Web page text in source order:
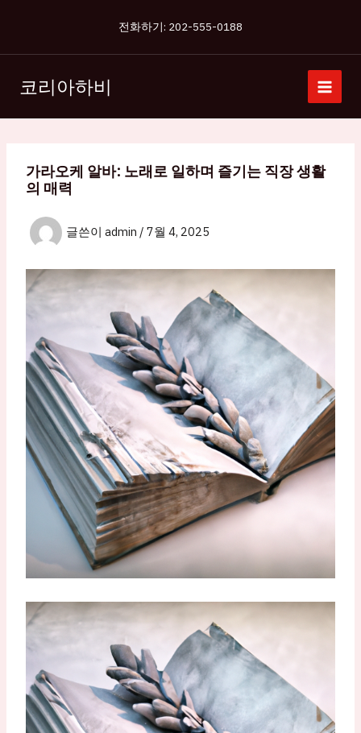
츠
너
전화하기: 202-555-0188
코리아하비
가라오케 알바: 노래로 일하며 즐기는 직장 생활
의 매력
글쓴이 admin / 7월 4, 2025